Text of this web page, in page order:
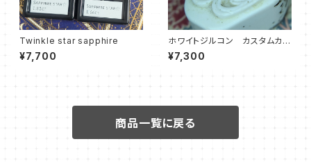
Twinkle star sapphire
¥7,700
ホワイトジルコン カスタムカッ
ト オクタゴン
¥7,300
商品一覧に戻る